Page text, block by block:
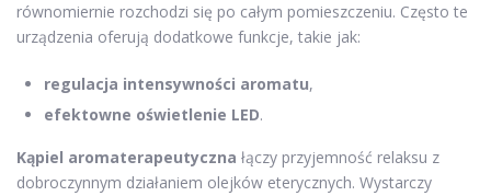
równomiernie rozchodzi się po całym pomieszczeniu. Często te
urządzenia oferują dodatkowe funkcje, takie jak:
regulacja intensywności aromatu,
efektowne oświetlenie LED.
Kąpiel aromaterapeutyczna łączy przyjemność relaksu z
dobroczynnym działaniem olejków eterycznych. Wystarczy